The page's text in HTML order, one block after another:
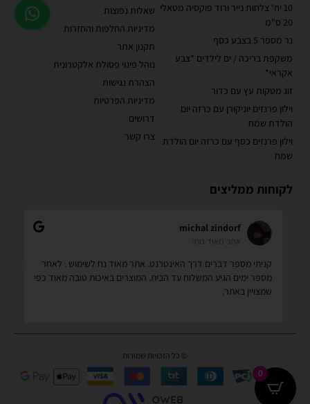
10 יח' צלחות נייר ורוד פוקסיה מטאלי
20 ס"מ
נר מספר 5 בצבע כסף
משקפת בריכה / ים לילדים *צבע
אקראי*
זוג מטקות עץ עם כדור
וילון פרנזים יוניקורן עם כרזה יום
הולדת שמח
וילון פרנזים כסף עם כרזה יום הולדת
שמח
שאלות נפוצות
מדיניות החלפות והחזרות
תקנון אתר
נוהל פינוי פסולת אלקטרונית
הצהרת נגישות
מדיניות הפרטיות
דרושים
צרו קשר
לקוחות ממליצים
michal zindorf
אתר מאוד נוח!
קניתי מספר דברים דרך האינטרנט. אתר מאוד נח לשימוש . לאחר
מספר ימים הגיע המשלוח עד הבית. המוצרים באיכות טובה מאוד כפי
שמצויין באתר.
© כל הזכויות שמורות
0